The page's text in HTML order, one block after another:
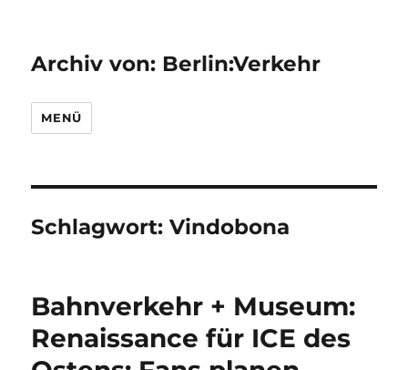
Archiv von: Berlin:Verkehr
MENÜ
Schlagwort:Vindobona
Bahnverkehr + Museum:
Renaissance für ICE des